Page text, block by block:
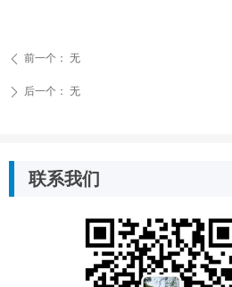
ꄴ 前一个： 无
ꄲ 后一个： 无
联系我们